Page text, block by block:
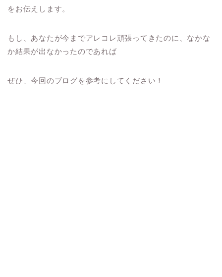
をお伝えします。
もし、あなたが今までアレコレ頑張ってきたのに、なかな
か結果が出なかったのであれば
ぜひ、今回のブログを参考にしてください！